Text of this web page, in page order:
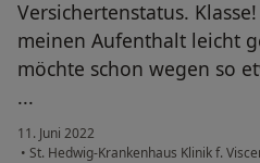
Versichertenstatus.
meinen Aufenthalt leicht
möchte schon wegen so
...
11. Juni 2022
• St. Hedwig-Krankenhaus Klinik f.